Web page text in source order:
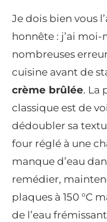
Je dois bien vous
honnête : j’ai
nombreuses
cuisine avant de
crème brûlée. La
classique est de
dédoubler sa
four réglé à une
manque d’eau
remédier,
plaques à 150 °C
de l’eau